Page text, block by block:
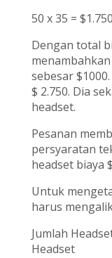
50 x 35 = $1.750
Dengan total
sebesar
$ 2.750. Dia
headset.
Pesanan
persyaratan
headset biaya
Untuk
harus
Jumlah
Headset